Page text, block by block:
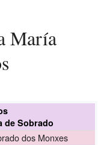
de Sobrado
dos Monxes